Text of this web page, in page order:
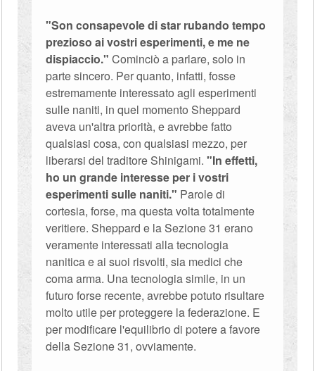
"Son consapevole di star rubando tempo
prezioso ai vostri esperimenti, e me ne
dispiaccio." Cominciò a parlare, solo in
parte sincero. Per quanto, infatti, fosse
estremamente interessato agli esperimenti
sulle naniti, in quel momento Sheppard
aveva un'altra priorità, e avrebbe fatto
qualsiasi cosa, con qualsiasi mezzo, per
liberarsi del traditore Shinigami."In effetti,
ho un grande interesse per i vostri
esperimenti sulle naniti." Parole di
cortesia, forse, ma questa volta totalmente
veritiere. Sheppard e la Sezione 31 erano
veramente interessati alla tecnologia
nanitica e ai suoi risvolti, sia medici che
coma arma. Una tecnologia simile, in un
futuro forse recente, avrebbe potuto risultare
molto utile per proteggere la federazione. E
per modificare l'equilibrio di potere a favore
della Sezione 31, ovviamente.